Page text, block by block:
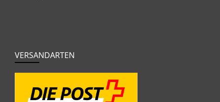
VERSANDARTEN